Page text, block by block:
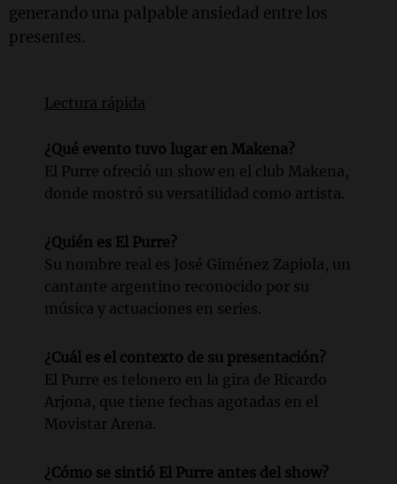
generando una palpable ansiedad entre los
presentes.
Lectura rápida
¿Qué evento tuvo lugar en Makena?
El Purre ofreció un show en el club Makena,
donde mostró su versatilidad como artista.
¿Quién es El Purre?
Su nombre real es José Giménez Zapiola, un
cantante argentino reconocido por su
música y actuaciones en series.
¿Cuál es el contexto de su presentación?
El Purre es telonero en la gira de Ricardo
Arjona, que tiene fechas agotadas en el
Movistar Arena.
¿Cómo se sintió El Purre antes del show?